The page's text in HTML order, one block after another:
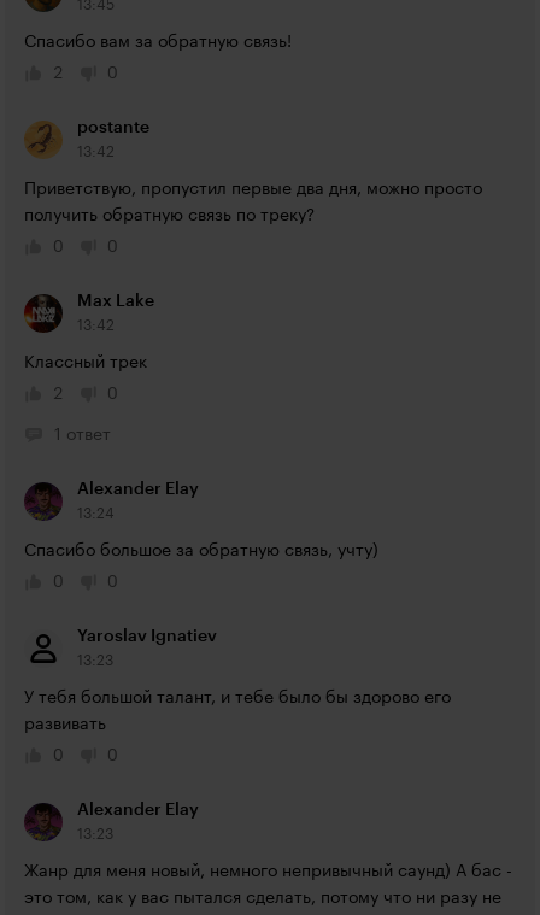
13:45
Спасибо вам за обратную связь!
2
0
postante
13:42
Приветствую, пропустил первые два дня, можно просто
получить обратную связь по треку?
0
0
Max Lake
13:42
Классный трек
2
0
1 ответ
Alexander Elay
13:24
Спасибо большое за обратную связь, учту)
0
0
Yaroslav Ignatiev
13:23
У тебя большой талант, и тебе было бы здорово его
развивать
0
0
Alexander Elay
13:23
Жанр для меня новый, немного непривычный саунд) А бас -
это том, как у вас пытался сделать, потому что ни разу не